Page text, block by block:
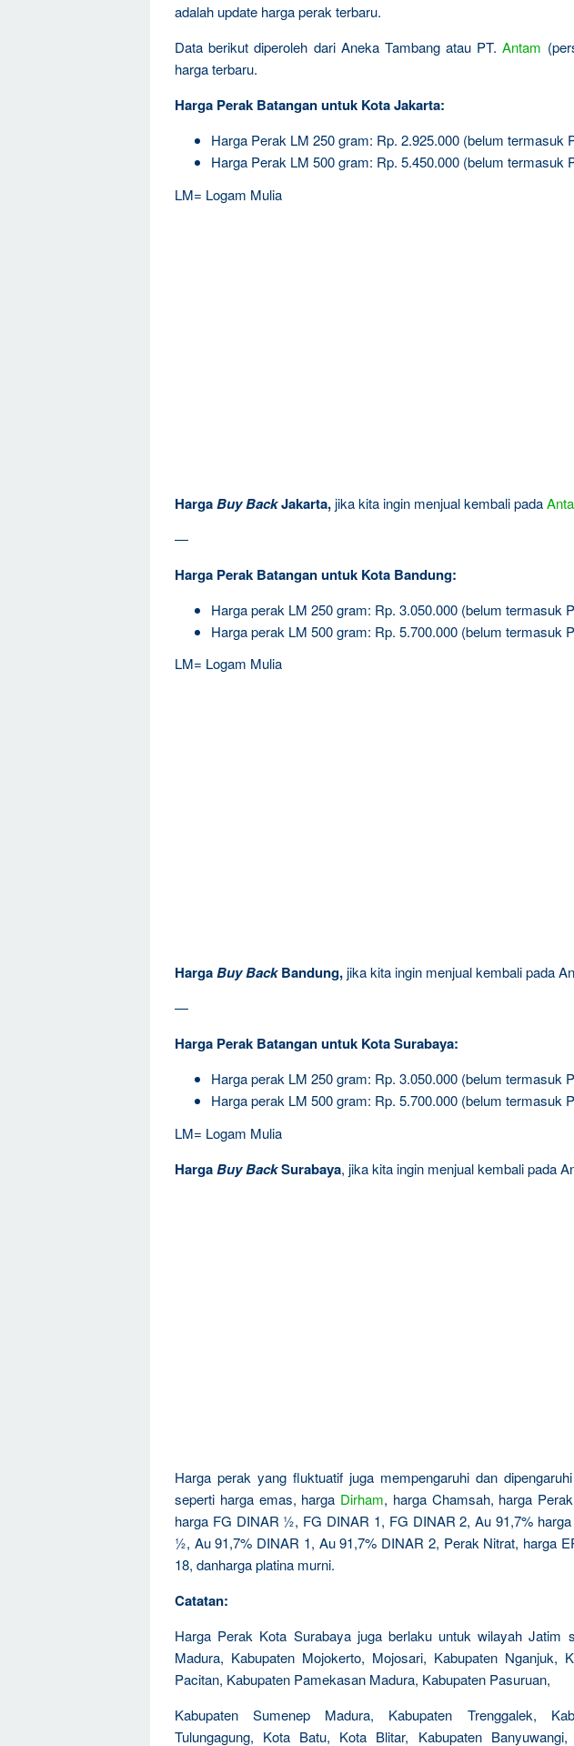
adalah update harga perak terbaru.
Data berikut diperoleh dari Aneka Tambang atau PT.Antam
harga terbaru.
Harga Perak Batangan untuk Kota Jakarta:
Harga Perak LM 250 gram: Rp. 2.925.000 (belum termasuk
Harga Perak LM 500 gram: Rp. 5.450.000 (belum termasuk
LM= Logam Mulia
HargaBuy BackJakarta,jika kita ingin menjual kembali pada
—
Harga Perak Batangan untuk Kota Bandung:
Harga perak LM 250 gram: Rp. 3.050.000 (belum termasuk
Harga perak LM 500 gram: Rp. 5.700.000 (belum termasuk
LM= Logam Mulia
HargaBuy BackBandung,jika kita ingin menjual kembali pada
—
Harga Perak Batangan untuk Kota Surabaya:
Harga perak LM 250 gram: Rp. 3.050.000 (belum termasuk
Harga perak LM 500 gram: Rp. 5.700.000 (belum termasuk
LM= Logam Mulia
HargaBuy BackSurabaya, jika kita ingin menjual kembali pada
Harga perak yang fluktuatif juga mempengaruhi dan
seperti harga emas, harga Dirham, harga Chamsah, harga
harga FG DINAR ½, FG DINAR 1, FG DINAR 2, Au 91,7%
½, Au 91,7% DINAR 1, Au 91,7% DINAR 2, Perak Nitrat, harga
18, danharga platina murni.
Catatan:
Harga Perak Kota Surabaya juga berlaku untuk wilayah Jatim
Madura, Kabupaten Mojokerto, Mojosari, Kabupaten Nganjuk,
Pacitan, Kabupaten Pamekasan Madura, Kabupaten Pasuruan,
Kabupaten Sumenep Madura, Kabupaten Trenggalek,
Tulungagung, Kota Batu, Kota Blitar, Kabupaten